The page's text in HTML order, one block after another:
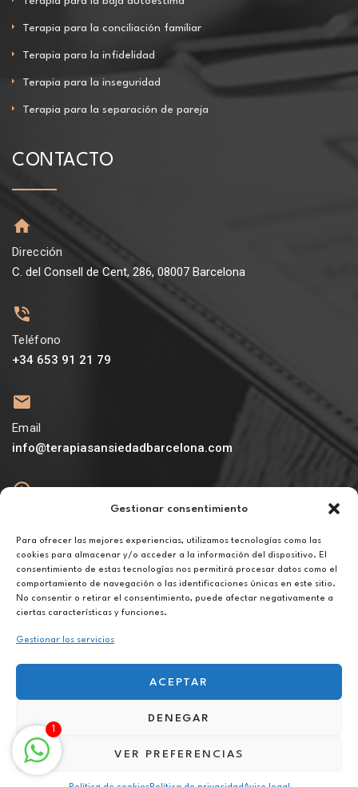
Gestionar consentimiento
Para ofrecer las mejores experiencias, utilizamos tecnologías como las
cookies para almacenar y/o acceder a la información del dispositivo. El
consentimiento de estas tecnologías nos permitirá procesar datos como el
comportamiento de navegación o las identificaciones únicas en este sitio.
No consentir o retirar el consentimiento, puede afectar negativamente a
ciertas características y funciones.
Gestionar los servicios
ACEPTAR
DENEGAR
VER PREFERENCIAS
Terapia para la conciliación familiar
Terapia para la infidelidad
Terapia para la inseguridad
Terapia para la separación de pareja
CONTACTO
Dirección
C. del Consell de Cent, 286, 08007 Barcelona
Teléfono
+34 653 91 21 79
Email
info@terapiasansiedadbarcelona.com
De lunes a viernes de 10h a 20h
Aviso legal
Política de privacidad
Política de cookies
Terapia para la superación personal online en Murcia
1